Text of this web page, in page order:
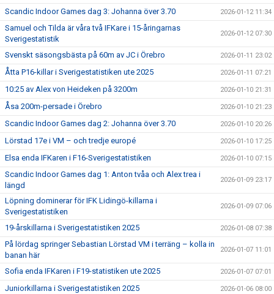
Scandic Indoor Games dag 3: Johanna över 3.70 2026-01-12 11:34
Samuel och Tilda är våra två IFKare i 15-åringarnas
Sverigestatistik
2026-01-12 07:30
Svenskt säsongsbästa på 60m av JC i Örebro 2026-01-11 23:02
Åtta P16-killar i Sverigestatistiken ute 2025 2026-01-11 07:21
10:25 av Alex von Heideken på 3200m 2026-01-10 21:31
Åsa 200m-persade i Örebro 2026-01-10 21:23
Scandic Indoor Games dag 2: Johanna över 3.70 2026-01-10 20:26
Lörstad 17e i VM – och tredje europé 2026-01-10 17:25
Elsa enda IFKaren i F16-Sverigestatistiken 2026-01-10 07:15
Scandic Indoor Games dag 1: Anton tvåa och Alex trea i
längd
2026-01-09 23:17
Löpning dominerar för IFK Lidingö-killarna i
Sverigestatistiken
2026-01-09 07:06
19-årskillarna i Sverigestatistiken 2025 2026-01-08 07:38
På lördag springer Sebastian Lörstad VM i terräng – kolla in
banan här
2026-01-07 11:01
Sofia enda IFKaren i F19-statistiken ute 2025 2026-01-07 07:01
Juniorkillarna i Sverigestatistiken 2025 2026-01-06 08:00